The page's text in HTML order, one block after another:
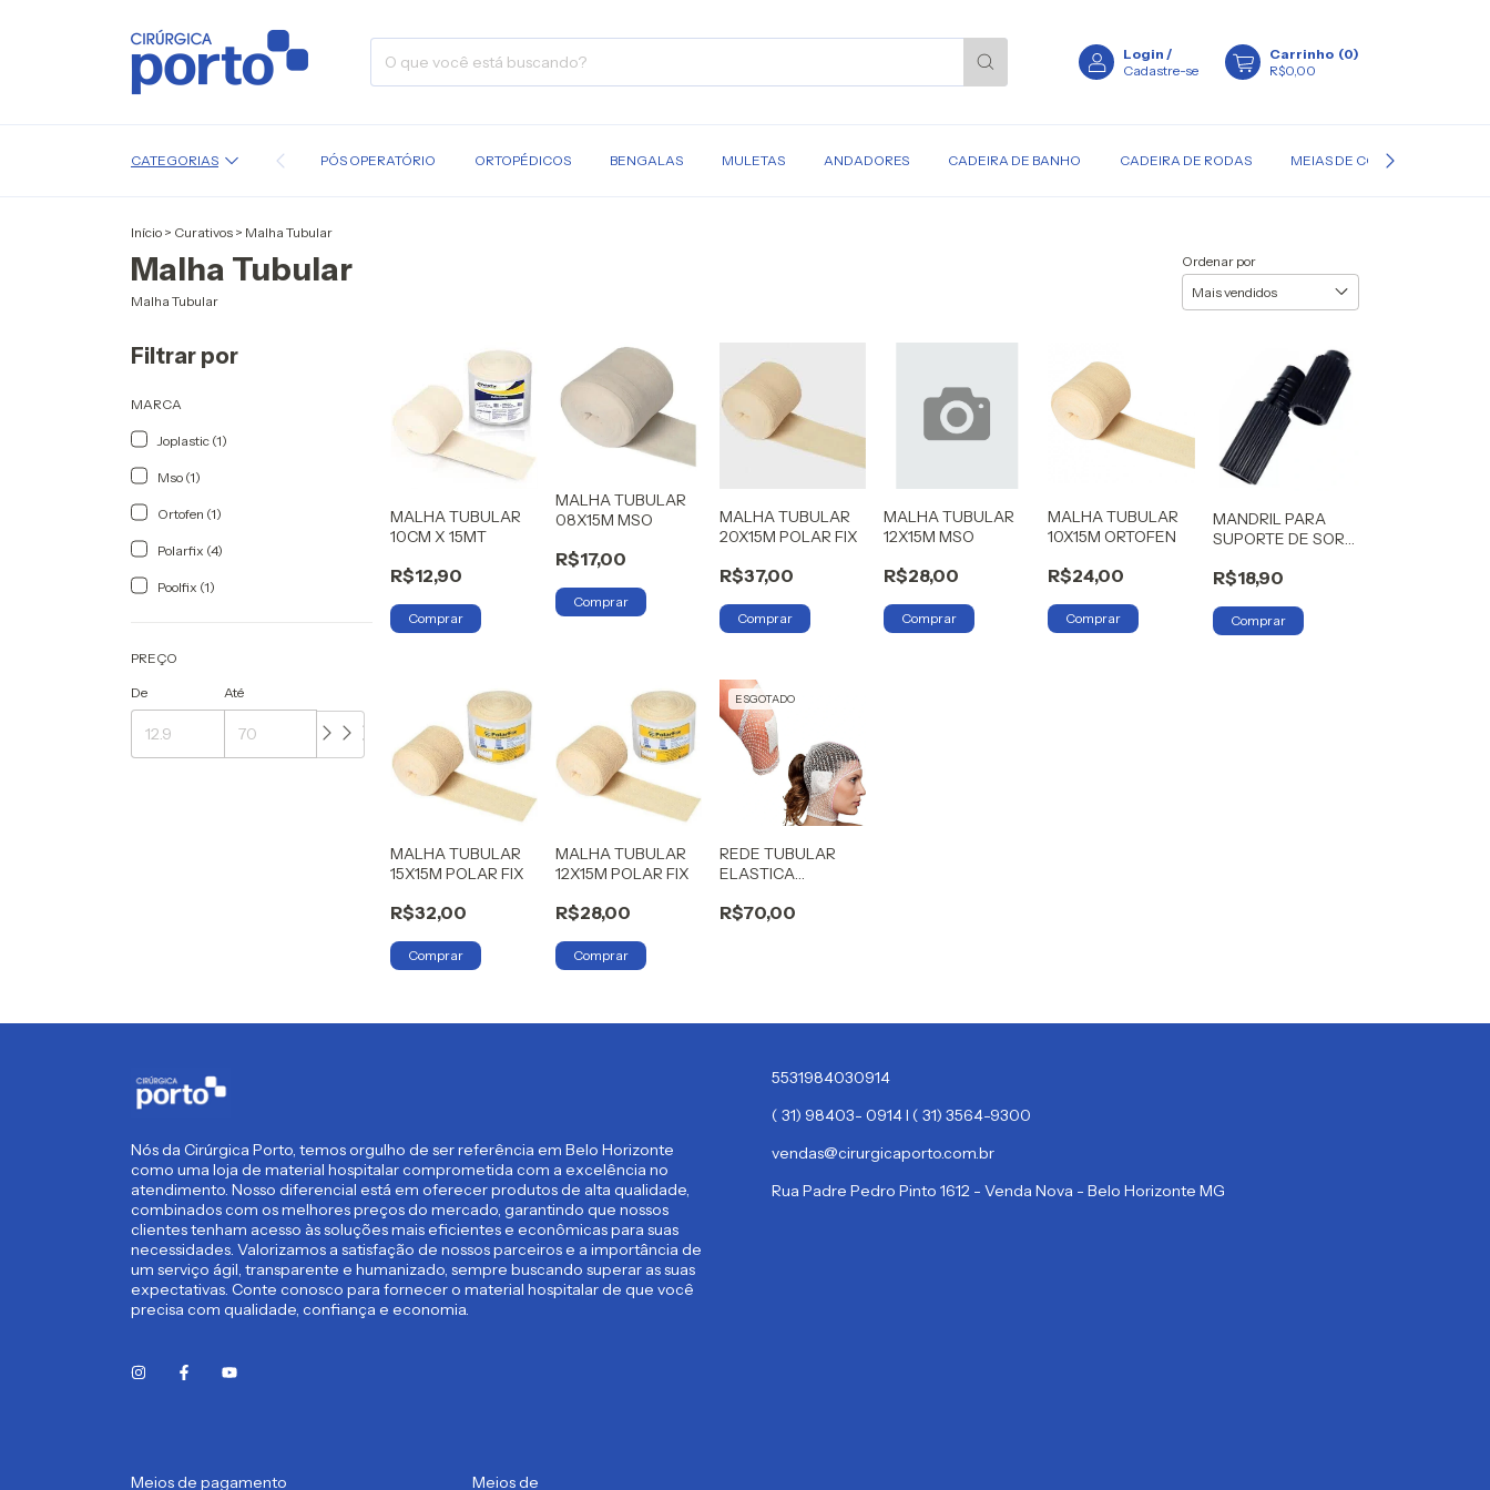
Login /
Cadastre-se
Carrinho (0)
R$0,00
CATEGORIAS PÓS OPERATÓRIO ORTOPÉDICOS BENGALAS MULETAS ANDADORES CADEIRA DE BANHO CADEIRA DE RODAS MEIAS DE COMPRESSÃO
Início > Curativos > Malha Tubular
Malha Tubular
Malha Tubular
Ordenar por
Filtrar por
MARCA
Joplastic (1)
Mso (1)
Ortofen (1)
Polarfix (4)
Poolfix (1)
PREÇO
De Até
MALHA TUBULAR
10CM X 15MT
R$12,90
MALHA TUBULAR
08X15M MSO
R$17,00
MALHA TUBULAR
20X15M POLAR FIX
R$37,00
MALHA TUBULAR
12X15M MSO
R$28,00
MALHA TUBULAR
10X15M ORTOFEN
R$24,00
MANDRIL PARA
SUPORTE DE SORO
R$18,90
MALHA TUBULAR
15X15M POLAR FIX
R$32,00
MALHA TUBULAR
12X15M POLAR FIX
R$28,00
ESGOTADO
REDE TUBULAR
ELASTICA
CALIBRE 5,8
R$70,00
Nós da Cirúrgica Porto, temos orgulho de ser referência em Belo Horizonte
como uma loja de material hospitalar comprometida com a excelência no
atendimento. Nosso diferencial está em oferecer produtos de alta qualidade,
combinados com os melhores preços do mercado, garantindo que nossos
clientes tenham acesso às soluções mais eficientes e econômicas para suas
necessidades. Valorizamos a satisfação de nossos parceiros e a importância de
um serviço ágil, transparente e humanizado, sempre buscando superar as suas
expectativas. Conte conosco para fornecer o material hospitalar de que você
precisa com qualidade, confiança e economia.
5531984030914
( 31) 98403- 0914 I ( 31) 3564-9300
vendas@cirurgicaporto.com.br
Rua Padre Pedro Pinto 1612 - Venda Nova - Belo Horizonte MG
Meios de pagamento Meios de